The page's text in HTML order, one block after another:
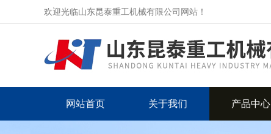
欢迎光临山东昆泰重工机械有限公司网站！
网站首页 关于我们 产品中心